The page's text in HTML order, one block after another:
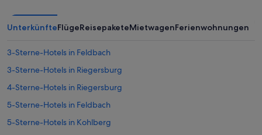
UnterkünfteFlügeReisepaketeMietwagenFerienwohnungen
3-Sterne-Hotels in Feldbach
3-Sterne-Hotels in Riegersburg
4-Sterne-Hotels in Riegersburg
5-Sterne-Hotels in Feldbach
5-Sterne-Hotels in Kohlberg